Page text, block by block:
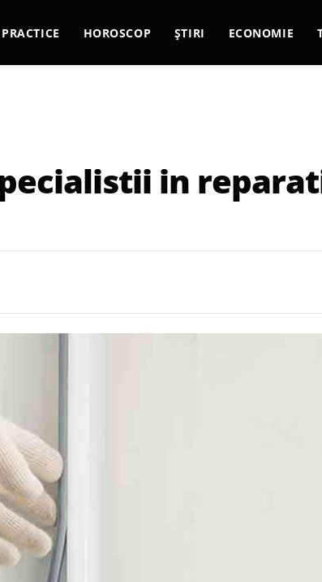
HOROSCOP ȘTIRI ECONOMIE
in